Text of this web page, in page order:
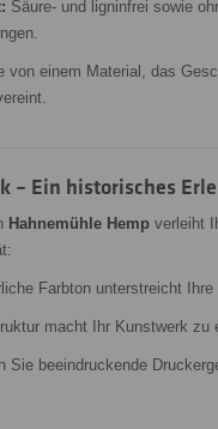
Säure- und ligninfrei sowie
von einem Material, das
– Ein historisches
Hahnemühle Hemp verleiht
Farbton unterstreicht
macht Ihr Kunstwerk zu
Sie beeindruckende